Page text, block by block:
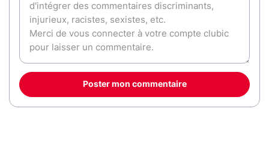
Poster mon commentaire